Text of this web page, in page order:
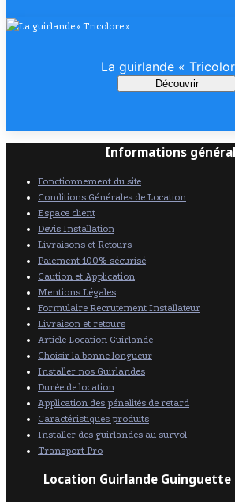
La guirlande «
Découvrir
Informations
Fonctionnement du site
Conditions Générales de Location
Espace client
Devis Installation
Livraisons et Retours
Paiement 100% sécurisé
Caution et Application
Mentions Légales
Formulaire Recrutement Installateur
Livraison et retours
Article Location Guirlande
Choisir la bonne longueur
Installer nos Guirlandes
Durée de location
Application des pénalités de retard
Caractéristiques produits
Installer des guirlandes au survol
Transport Pro
Location Guirlande Guinguette